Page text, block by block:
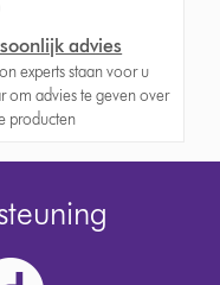
advies
experts staan voor u
om advies te geven over
producten